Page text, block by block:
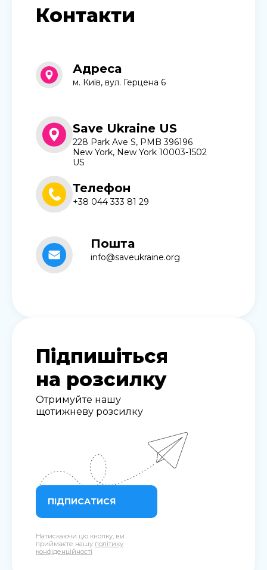
Контакти
Адреса
м. Київ, вул. Герцена 6
Save Ukraine US
228 Park Ave S, PMB 396196
New York, New York 10003-1502
US
Телефон
+38 044 333 81 29
Пошта
info@saveukraine.org
Підпишіться
на розсилку
Отримуйте нашу
щотижневу розсилку
ПІДПИСАТИСЯ
Натискаючи цю кнопку, ви
приймаєте нашу політику
конфіденційності